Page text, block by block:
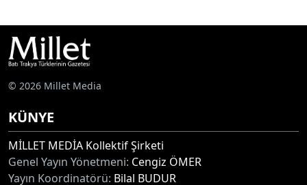
© 2026 Millet Media
KÜNYE
MİLLET MEDİA Kollektif Şirketi
Genel Yayın Yönetmeni: Cengiz ÖMER
Yayın Koordinatörü: Bilal BUDUR